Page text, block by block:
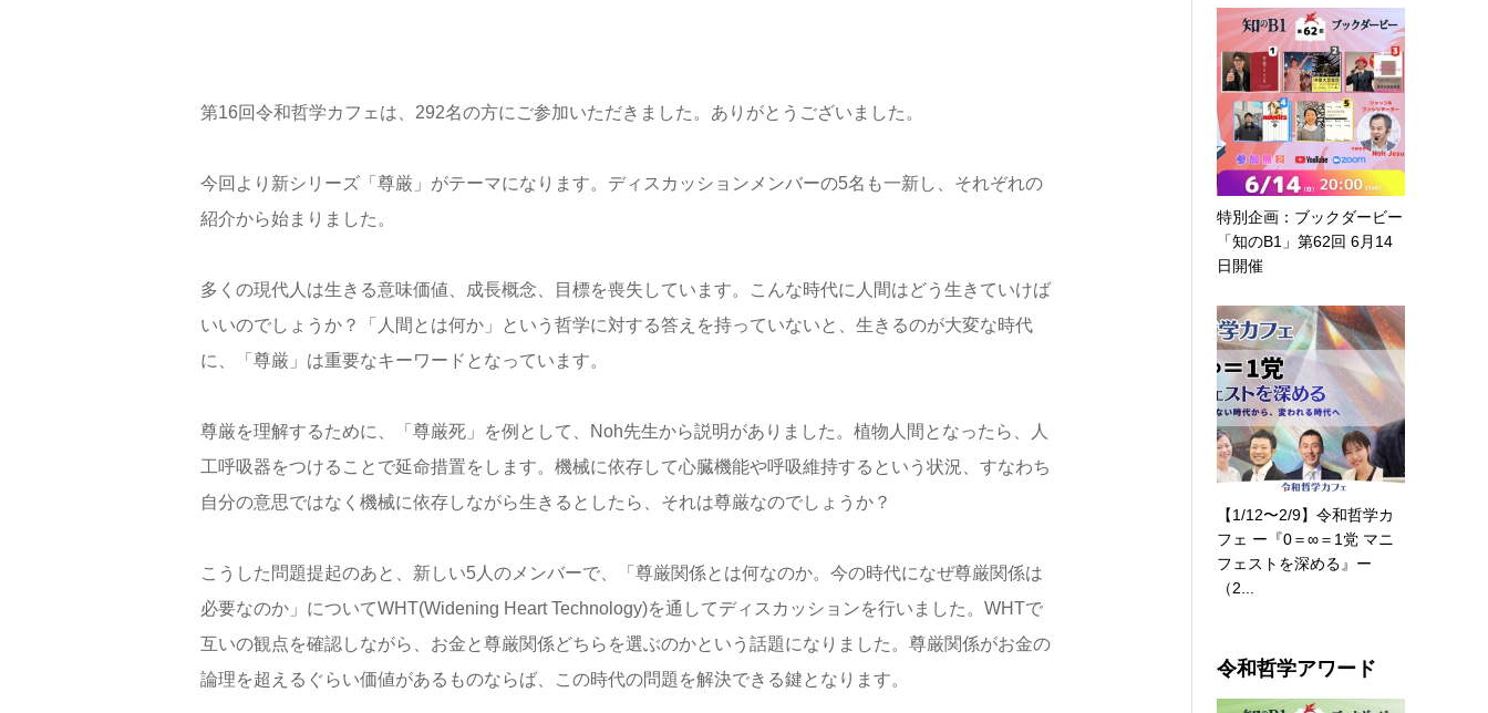
第16回令和哲学カフェは、292名の方にご参加いただきました。ありがとうございました。
今回より新シリーズ「尊厳」がテーマになります。ディスカッションメンバーの5名も一新し、それぞれの
紹介から始まりました。
多くの現代人は生きる意味価値、成長概念、目標を喪失しています。こんな時代に人間はどう生きていけば
いいのでしょうか？「人間とは何か」という哲学に対する答えを持っていないと、生きるのが大変な時代
に、「尊厳」は重要なキーワードとなっています。
尊厳を理解するために、「尊厳死」を例として、Noh先生から説明がありました。植物人間となったら、人
工呼吸器をつけることで延命措置をします。機械に依存して心臓機能や呼吸維持するという状況、すなわち
自分の意思ではなく機械に依存しながら生きるとしたら、それは尊厳なのでしょうか？
こうした問題提起のあと、新しい5人のメンバーで、「尊厳関係とは何なのか。今の時代になぜ尊厳関係は
必要なのか」についてWHT(Widening Heart Technology)を通してディスカッションを行いました。WHTで
互いの観点を確認しながら、お金と尊厳関係どちらを選ぶのかという話題になりました。尊厳関係がお金の
論理を超えるぐらい価値があるものならば、この時代の問題を解決できる鍵となります。
特別企画：ブックダービー
「知のB1」第62回 6月14
日開催
【1/12〜2/9】令和哲学カ
フェ ー『0＝∞＝1党 マニ
フェストを深める』ー
（2...
令和哲学アワード